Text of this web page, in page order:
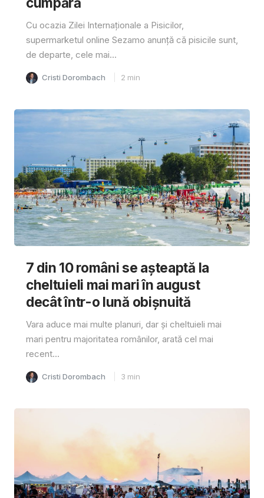
Cu ocazia Zilei Internaționale a Pisicilor,
supermarketul online Sezamo anunță că pisicile sunt,
de departe, cele mai...
Cristi Dorombach 2 min
7 din 10 români se așteaptă la
cheltuieli mai mari în august
decât într-o lună obișnuită
Vara aduce mai multe planuri, dar și cheltuieli mai
mari pentru majoritatea românilor, arată cel mai
recent...
Cristi Dorombach 3 min